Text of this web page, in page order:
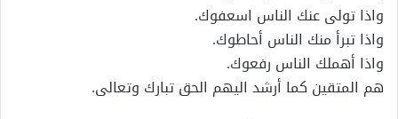
واذا تولى عنك الناس اسعفوك.
واذا تبرأ منك الناس أحاطوك.
واذا أهملك الناس رفعوك.
هم المتقين كما أرشد اليهم الحق تبارك وتعالى.